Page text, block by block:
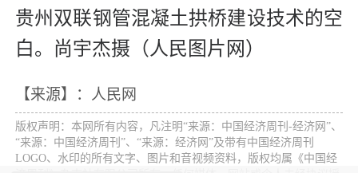
贵州双联钢管混凝土拱桥建设技术的空
白。尚宇杰摄（人民图片网）
【来源】：人民网
版权声明：本网所有内容，凡注明“来源：中国经济周刊-经济网”、
“来源：中国经济周刊”、“来源：经济网”及带有中国经济周刊
LOGO、水印的所有文字、图片和音视频资料，版权均属《中国经